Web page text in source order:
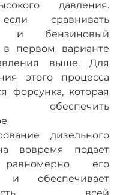
давления.
сравнивать
и бензиновый
первом варианте
выше. Для
этого процесса
форсунка, которая
обеспечить
дизельного
вовремя подает
его
и обеспечивает